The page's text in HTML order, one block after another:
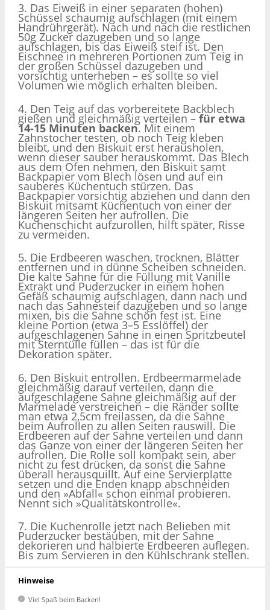
3. Das Eiweiß in einer separaten (hohen)
Schüssel schaumig aufschlagen (mit einem
Handrührgerät). Nach und nach die restlichen
50g Zucker dazugeben und so lange
aufschlagen, bis das Eiweiß steif ist. Den
Eischnee in mehreren Portionen zum Teig in
der großen Schüssel dazugeben und
vorsichtig unterheben – es sollte so viel
Volumen wie möglich erhalten bleiben.
4. Den Teig auf das vorbereitete Backblech
gießen und gleichmäßig verteilen – für etwa
14-15 Minuten backen. Mit einem
Zahnstocher testen, ob noch Teig kleben
bleibt, und den Biskuit erst herausholen,
wenn dieser sauber herauskommt. Das Blech
aus dem Ofen nehmen, den Biskuit samt
Backpapier vom Blech lösen und auf ein
sauberes Küchentuch stürzen. Das
Backpapier vorsichtig abziehen und dann den
Biskuit mitsamt Küchentuch von einer der
längeren Seiten her aufrollen. Die
Kuchenschicht aufzurollen, hilft später, Risse
zu vermeiden.
5. Die Erdbeeren waschen, trocknen, Blätter
entfernen und in dünne Scheiben schneiden.
Die kalte Sahne für die Füllung mit Vanille
Extrakt und Puderzucker in einem hohen
Gefäß schaumig aufschlagen, dann nach und
nach das Sahnesteif dazugeben und so lange
mixen, bis die Sahne schön fest ist. Eine
kleine Portion (etwa 3–5 Esslöffel) der
aufgeschlagenen Sahne in einen Spritzbeutel
mit Sterntülle füllen – das ist für die
Dekoration später.
6. Den Biskuit entrollen. Erdbeermarmelade
gleichmäßig darauf verteilen, dann die
aufgeschlagene Sahne gleichmäßig auf der
Marmelade verstreichen – die Ränder sollte
man etwa 2,5cm freilassen, da die Sahne
beim Aufrollen zu allen Seiten rauswill. Die
Erdbeeren auf der Sahne verteilen und dann
das Ganze von einer der längeren Seiten her
aufrollen. Die Rolle soll kompakt sein, aber
nicht zu fest drücken, da sonst die Sahne
überall herausquillt. Auf eine Servierplatte
setzen und die Enden knapp abschneiden
und den »Abfall« schon einmal probieren.
Nennt sich »Qualitätskontrolle«.
7. Die Kuchenrolle jetzt nach Belieben mit
Puderzucker bestäuben, mit der Sahne
dekorieren und halbierte Erdbeeren auflegen.
Bis zum Servieren in den Kühlschrank stellen.
Hinweise
Viel Spaß beim Backen!